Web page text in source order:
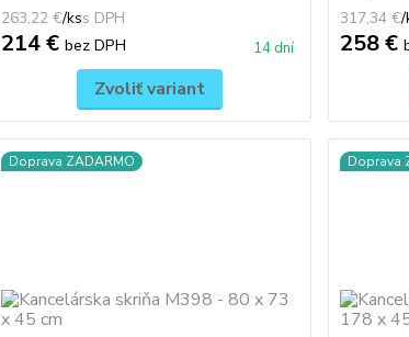
263,22 €/ks
214 €bez DPH 14 dní
Zvoliť variant
317,34 €/
258 €
Doprava ZADARMO Doprava